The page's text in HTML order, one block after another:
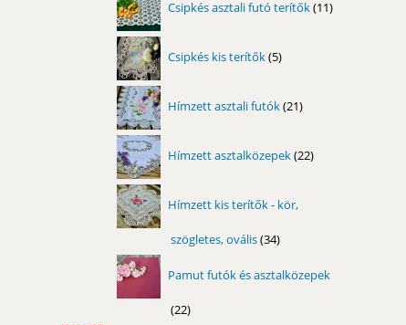
Csipkés asztali futó terítők 11
termék
Csipkés kis terítők 5
termék
Hímzett asztali futók 21
termék
Hímzett asztalközepek 22
termék
Hímzett kis terítők - kör,
szögletes, ovális 3434
Pamut futók és asztalközepek
2222